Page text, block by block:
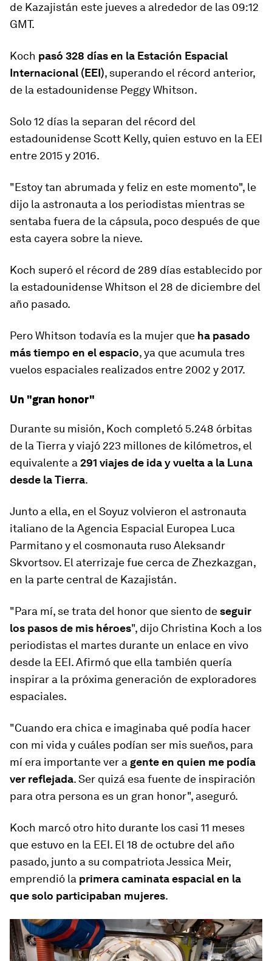
de Kazajistán este jueves a alrededor de las 09:12
GMT.
Koch pasó 328 días en la Estación Espacial
Internacional (EEI), superando el récord anterior,
de la estadounidense Peggy Whitson.
Solo 12 días la separan del récord del
estadounidense Scott Kelly, quien estuvo en la EEI
entre 2015 y 2016.
"Estoy tan abrumada y feliz en este momento", le
dijo la astronauta a los periodistas mientras se
sentaba fuera de la cápsula, poco después de que
esta cayera sobre la nieve.
Koch superó el récord de 289 días establecido por
la estadounidense Whitson el 28 de diciembre del
año pasado.
Pero Whitson todavía es la mujer que ha pasado
más tiempo en el espacio, ya que acumula tres
vuelos espaciales realizados entre 2002 y 2017.
Un "gran honor"
Durante su misión, Koch completó 5.248 órbitas
de la Tierra y viajó 223 millones de kilómetros, el
equivalente a 291 viajes de ida y vuelta a la Luna
desde la Tierra.
Junto a ella, en el Soyuz volvieron el astronauta
italiano de la Agencia Espacial Europea Luca
Parmitano y el cosmonauta ruso Aleksandr
Skvortsov. El aterrizaje fue cerca de Zhezkazgan,
en la parte central de Kazajistán.
"Para mí, se trata del honor que siento deseguir
los pasos de mis héroes", dijo Christina Koch a los
periodistas el martes durante un enlace en vivo
desde la EEI. Afirmó que ella también quería
inspirar a la próxima generación de exploradores
espaciales.
"Cuando era chica e imaginaba qué podía hacer
con mi vida y cuáles podían ser mis sueños, para
mí era importante ver a gente en quien me podía
ver reflejada. Ser quizá esa fuente de inspiración
para otra persona es un gran honor", aseguró.
Koch marcó otro hito durante los casi 11 meses
que estuvo en la EEI. El 18 de octubre del año
pasado, junto a su compatriota Jessica Meir,
emprendió la primera caminata espacial en la
que solo participaban mujeres.